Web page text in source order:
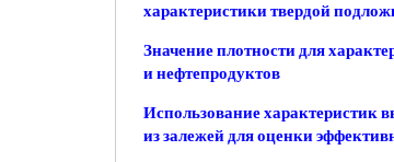
характеристики твердой
Значение плотности для
и нефтепродуктов
Использование характеристик
из залежей для оценки